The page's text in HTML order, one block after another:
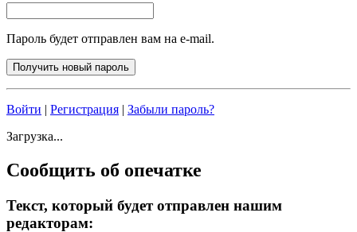
Пароль будет отправлен вам на e-mail.
Войти | Регистрация | Забыли пароль?
Загрузка...
Сообщить об опечатке
Текст, который будет отправлен нашим
редакторам: